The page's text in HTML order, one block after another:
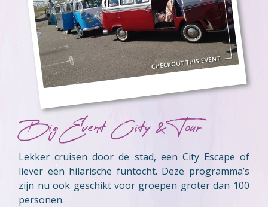
Big Event City & Tour
Lekker cruisen door de stad, een City Escape of
liever een hilarische funtocht. Deze programma’s
zijn nu ook geschikt voor groepen groter dan 100
personen.